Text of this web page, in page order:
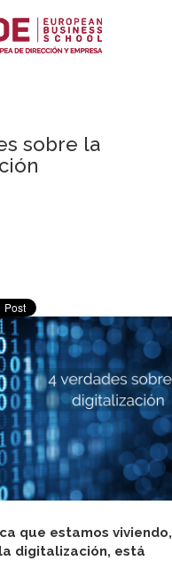
sobre la
que estamos viviendo,
digitalización, está